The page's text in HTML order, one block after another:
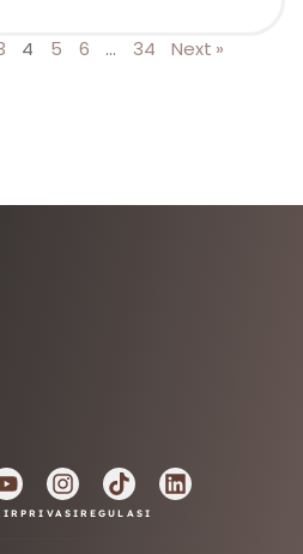
4 5 6 … 34 Next »
PRIVASI REGULASI